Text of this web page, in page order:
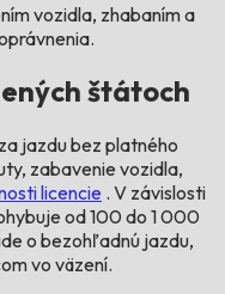
vozidla, zhabaním a
štátoch
jazdu bez platného
zabavenie vozidla,
licencie . V závislosti
od 100 do 1 000
o bezohľadnú jazdu,
vo väzení.